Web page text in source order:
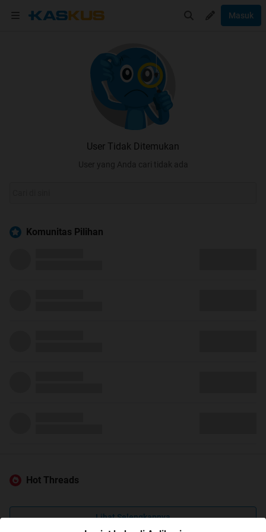
Masuk
User Tidak Ditemukan
User yang Anda cari tidak ada
Komunitas Pilihan
Hot Threads
Lihat Selengkapnya